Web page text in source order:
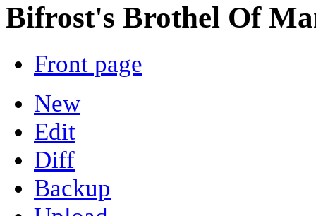
Bifrost's Brothel Of
Front page
New
Edit
Diff
Backup